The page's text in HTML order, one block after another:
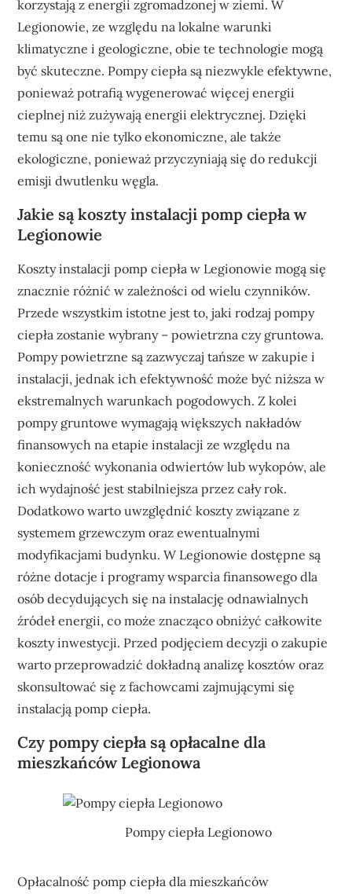
korzystają z energii zgromadzonej w ziemi. W
Legionowie, ze względu na lokalne warunki
klimatyczne i geologiczne, obie te technologie mogą
być skuteczne. Pompy ciepła są niezwykle efektywne,
ponieważ potrafią wygenerować więcej energii
cieplnej niż zużywają energii elektrycznej. Dzięki
temu są one nie tylko ekonomiczne, ale także
ekologiczne, ponieważ przyczyniają się do redukcji
emisji dwutlenku węgla.
Jakie są koszty instalacji pomp ciepła w
Legionowie
Koszty instalacji pomp ciepła w Legionowie mogą się
znacznie różnić w zależności od wielu czynników.
Przede wszystkim istotne jest to, jaki rodzaj pompy
ciepła zostanie wybrany – powietrzna czy gruntowa.
Pompy powietrzne są zazwyczaj tańsze w zakupie i
instalacji, jednak ich efektywność może być niższa w
ekstremalnych warunkach pogodowych. Z kolei
pompy gruntowe wymagają większych nakładów
finansowych na etapie instalacji ze względu na
konieczność wykonania odwiertów lub wykopów, ale
ich wydajność jest stabilniejsza przez cały rok.
Dodatkowo warto uwzględnić koszty związane z
systemem grzewczym oraz ewentualnymi
modyfikacjami budynku. W Legionowie dostępne są
różne dotacje i programy wsparcia finansowego dla
osób decydujących się na instalację odnawialnych
źródeł energii, co może znacząco obniżyć całkowite
koszty inwestycji. Przed podjęciem decyzji o zakupie
warto przeprowadzić dokładną analizę kosztów oraz
skonsultować się z fachowcami zajmującymi się
instalacją pomp ciepła.
Czy pompy ciepła są opłacalne dla
mieszkańców Legionowa
Pompy ciepła Legionowo
Opłacalność pomp ciepła dla mieszkańców